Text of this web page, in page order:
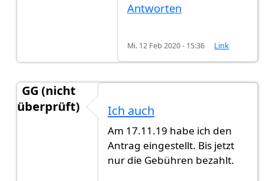
Antworten
Mi. 12 Feb 2020 - 15:36 Link
GG (nicht
überprüft)
0711 vonBill (nicht überprüft)
Ich auch
Am 17.11.19 habe ich den
Antrag eingestellt. Bis jetzt
nur die Gebühren bezahlt.